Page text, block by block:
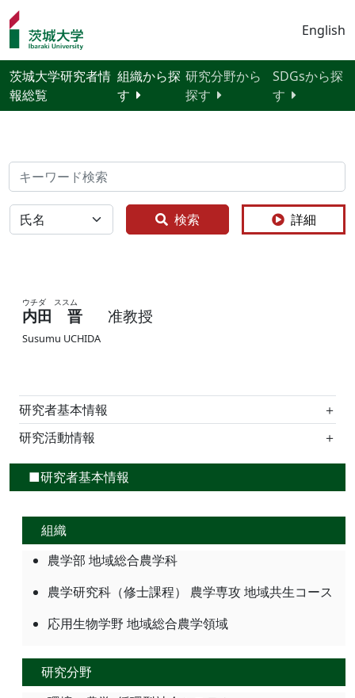
English
茨城大学研究者情
報総覧
組織から探
す
研究分野から
探す
SDGsから探
す
検索
全体 検索 詳細
ウチダ ススム
内田 晋 准教授
Susumu UCHIDA
研究者基本情報
＋
研究活動情報
＋
■研究者基本情報
組織
農学部 地域総合農学科
農学研究科（修士課程） 農学専攻 地域共生コース
応用生物学野 地域総合農学領域
研究分野